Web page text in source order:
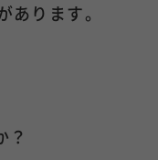
ります。
？